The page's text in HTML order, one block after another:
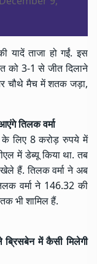
यादें ताजा हो गईं. इस
को 3-1 से जीत दिलाने
चौथे मैच में शतक जड़ा,
तिलक वर्मा
के लिए 8 करोड़ रुपये में
में डेब्यू किया था. तब
हैं. तिलक वर्मा ने अब
वर्मा ने 146.32 की
भी शामिल हैं.
में कैसी मिलेगी